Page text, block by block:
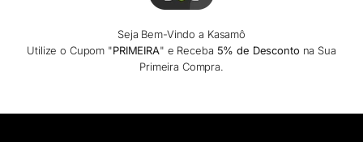
Seja Bem-Vindo a Kasamô
Utilize o Cupom "PRIMEIRA" e Receba 5% de Desconto na Sua
Primeira Compra.